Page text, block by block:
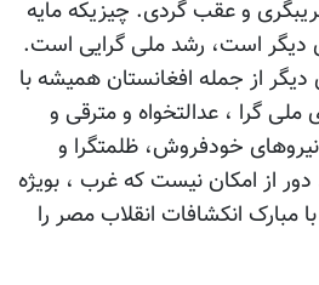
و عقب گردی. چیزیکه مایه
دیگر است، رشد ملی گرایی است.
از جمله افغانستان همیشه با
گرا ، عدالتخواه و مترقی و
خودفروش، ظلمتگرا و
از امکان نیست که غرب ، بویژه
مبارک انکشافات انقلاب مصر را